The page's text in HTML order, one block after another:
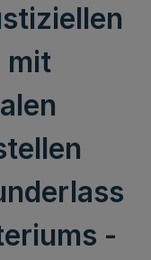
mit
-